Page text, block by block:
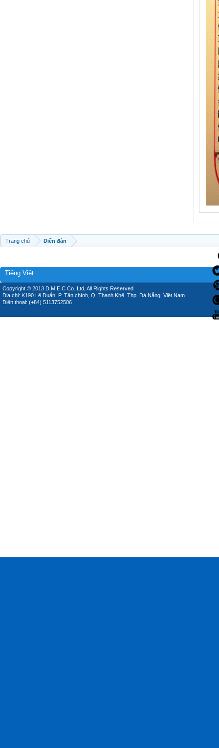
Trang chủ Diễn đàn
Tiếng Việt
Copyright © 2013 D.M.E.C Co.,Ltd, All Rights Reserved.
Địa chỉ: K190 Lê Duẩn, P. Tân chính, Q. Thanh Khê, Thp. Đà Nẵng, Việt Nam.
Điện thoại: (+84) 5113752506